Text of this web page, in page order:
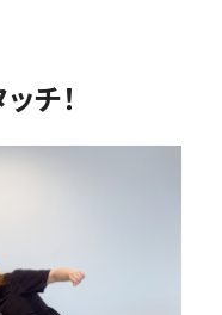
チ！